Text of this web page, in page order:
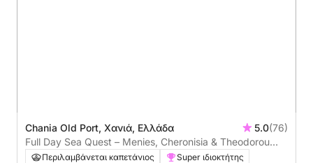
Chania Old Port, Χανιά, Ελλάδα 5.0(76)
Full Day Sea Quest – Menies, Cheronisia & Theodorou
IslandΠεριλαμβάνεται καπετάνιος
Super ιδιοκτήτης